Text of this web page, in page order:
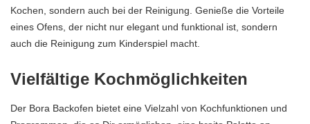
Kochen, sondern auch bei der Reinigung. Genieße die Vorteile
eines Ofens, der nicht nur elegant und funktional ist, sondern
auch die Reinigung zum Kinderspiel macht.
Vielfältige Kochmöglichkeiten
Der Bora Backofen bietet eine Vielzahl von Kochfunktionen und